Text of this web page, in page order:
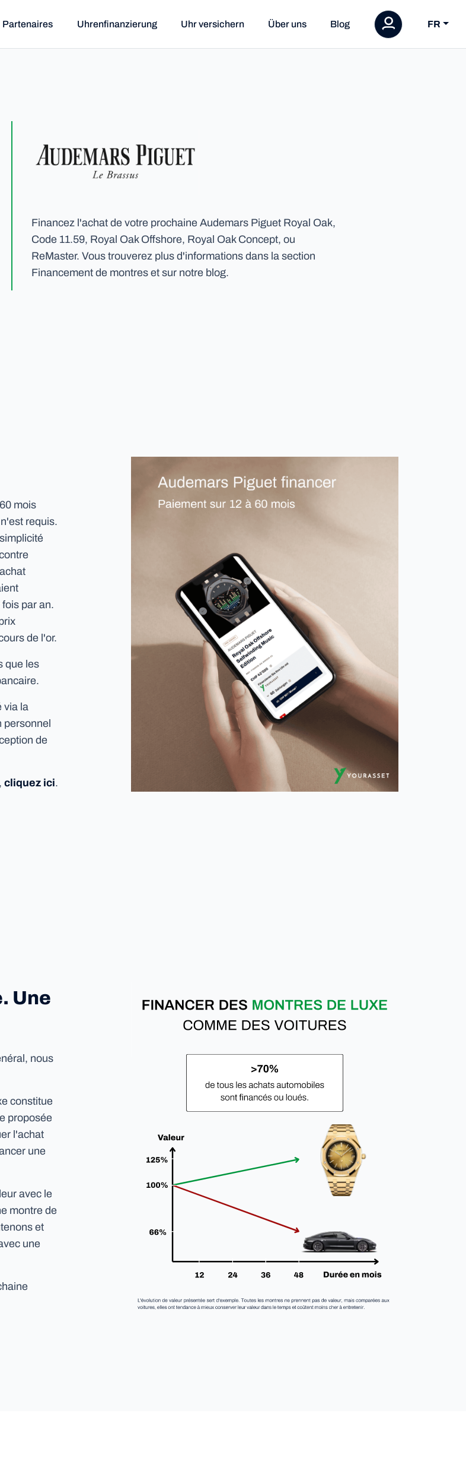
Partenaires Uhrenfinanzierung Uhr versichern Über uns Blog FR
Financez l'achat de votre prochaine Audemars Piguet Royal Oak,
Code 11.59, Royal Oak Offshore, Royal Oak Concept, ou
ReMaster. Vous trouverez plus d'informations dans la section
Financement de montres et sur notre blog.
mois
requis.
par an.
de l'or.
que les
via la
personnel
de
cliquez ici.
Une
nous
constitue
proposée
l'achat
une
avec le
montre de
et
une